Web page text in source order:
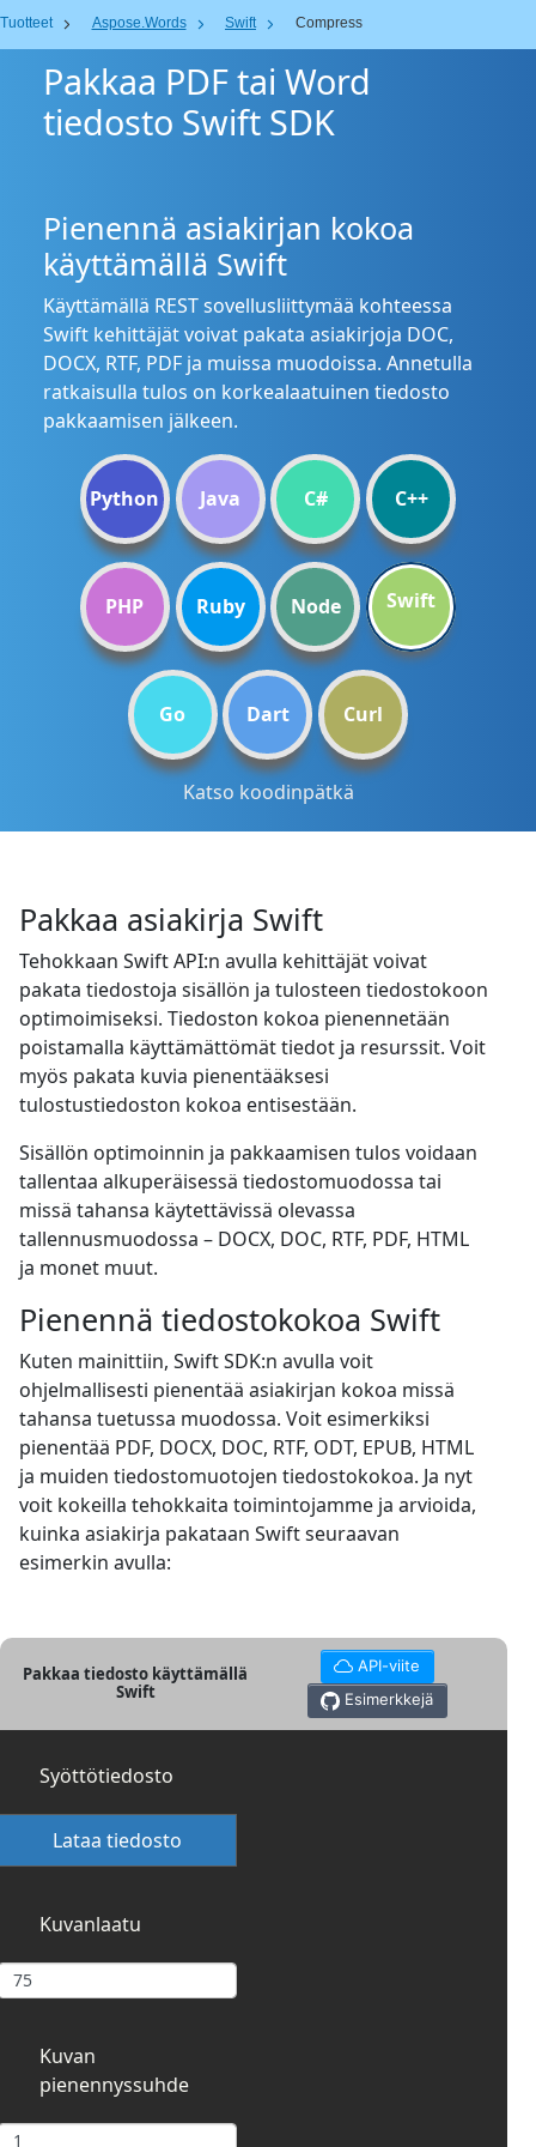
Tuotteet Aspose.Words Swift Compress
Pakkaa PDF tai Word
tiedosto Swift SDK
Pienennä asiakirjan kokoa
käyttämällä Swift
Käyttämällä REST sovellusliittymää kohteessa
Swift kehittäjät voivat pakata asiakirjoja DOC,
DOCX, RTF, PDF ja muissa muodoissa. Annetulla
ratkaisulla tulos on korkealaatuinen tiedosto
pakkaamisen jälkeen.
Python Java C# C++
PHP Ruby Node Swift
Go Dart Curl
Katso koodinpätkä
Pakkaa asiakirja Swift
Tehokkaan Swift API:n avulla kehittäjät voivat
pakata tiedostoja sisällön ja tulosteen tiedostokoon
optimoimiseksi. Tiedoston kokoa pienennetään
poistamalla käyttämättömät tiedot ja resurssit. Voit
myös pakata kuvia pienentääksesi
tulostustiedoston kokoa entisestään.
Sisällön optimoinnin ja pakkaamisen tulos voidaan
tallentaa alkuperäisessä tiedostomuodossa tai
missä tahansa käytettävissä olevassa
tallennusmuodossa – DOCX, DOC, RTF, PDF, HTML
ja monet muut.
Pienennä tiedostokokoa Swift
Kuten mainittiin, Swift SDK:n avulla voit
ohjelmallisesti pienentää asiakirjan kokoa missä
tahansa tuetussa muodossa. Voit esimerkiksi
pienentää PDF, DOCX, DOC, RTF, ODT, EPUB, HTML
ja muiden tiedostomuotojen tiedostokokoa. Ja nyt
voit kokeilla tehokkaita toimintojamme ja arvioida,
kuinka asiakirja pakataan Swift seuraavan
esimerkin avulla:
Pakkaa tiedosto käyttämällä
Swift
API-viite
Esimerkkejä
Syöttötiedosto
Lataa tiedosto
Kuvanlaatu
Kuvan
pienennyssuhde